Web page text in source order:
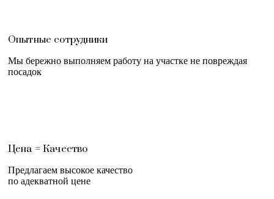
Опытные сотрудники
Мы бережно выполняем работу на участке не повреждая
посадок
Цена = Качество
Предлагаем высокое качество
по адекватной цене